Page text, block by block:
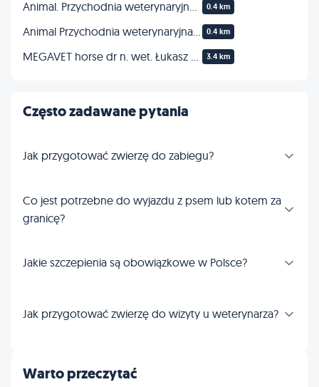
0.4 km
0.4 km
3.4 km
Często zadawane pytania
Jak przygotować zwierzę do zabiegu?
Co jest potrzebne do wyjazdu z psem lub kotem za
granicę?
Jakie szczepienia są obowiązkowe w Polsce?
Jak przygotować zwierzę do wizyty u weterynarza?
Warto przeczytać